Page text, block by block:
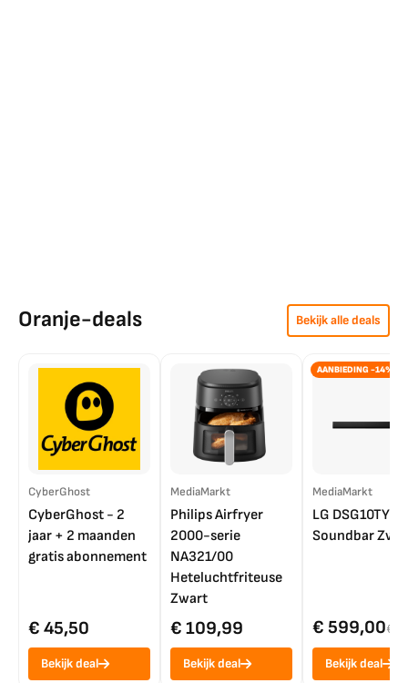
Oranje-deals Bekijk alle deals
CyberGhost
CyberGhost - 2
jaar + 2 maanden
gratis abonnement
€ 45,50
Bekijk deal
MediaMarkt
Philips Airfryer
2000-serie
NA321/00
Heteluchtfriteuse
Zwart
€ 109,99
Bekijk deal
AANBIEDING -14%
MediaMarkt
LG DSG10TY
Soundbar
€ 599,00€
Bekijk deal